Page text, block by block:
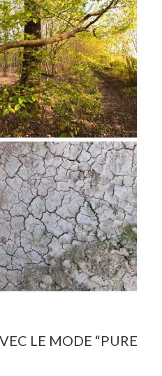
LE MODE “PURE